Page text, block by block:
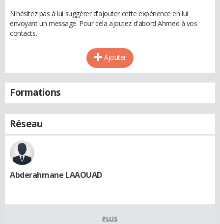
N'hésitez pas à lui suggérer d'ajouter cette expérience en lui
envoyant un message. Pour cela ajoutez d'abord Ahmed à vos
contacts.
Ajouter
Formations
Réseau
Abderahmane LAAOUAD
PLUS